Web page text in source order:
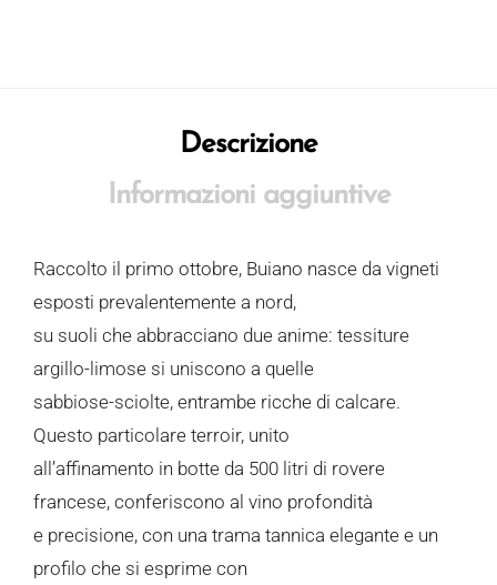
Descrizione
Informazioni aggiuntive
Raccolto il primo ottobre, Buiano nasce da vigneti
esposti prevalentemente a nord,
su suoli che abbracciano due anime: tessiture
argillo-limose si uniscono a quelle
sabbiose-sciolte, entrambe ricche di calcare.
Questo particolare terroir, unito
all’affinamento in botte da 500 litri di rovere
francese, conferiscono al vino profondità
e precisione, con una trama tannica elegante e un
profilo che si esprime con